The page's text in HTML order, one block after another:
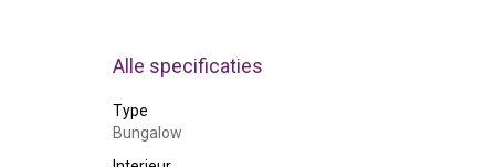
Buitenruimte:
Ruim terras aan de voorkant en een ruime tuin
Alle specificaties
Type
Bungalow